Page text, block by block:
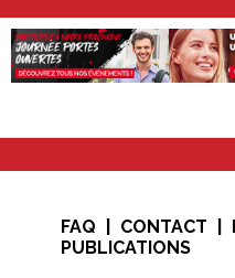
FAQ CONTACT
PUBLICATIONS